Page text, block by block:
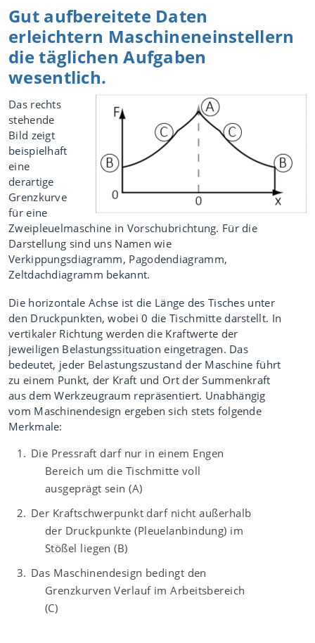
Gut aufbereitete Daten
erleichtern Maschineneinstellern
die täglichen Aufgaben
wesentlich.
Das rechts
stehende
Bild zeigt
beispielhaft
eine
derartige
Grenzkurve
für eine
Zweipleuelmaschine in Vorschubrichtung. Für die
Darstellung sind uns Namen wie
Verkippungsdiagramm, Pagodendiagramm,
Zeltdachdiagramm bekannt.
Die horizontale Achse ist die Länge des Tisches unter
den Druckpunkten, wobei 0 die Tischmitte darstellt. In
vertikaler Richtung werden die Kraftwerte der
jeweiligen Belastungssituation eingetragen. Das
bedeutet, jeder Belastungszustand der Maschine führt
zu einem Punkt, der Kraft und Ort der Summenkraft
aus dem Werkzeugraum repräsentiert. Unabhängig
vom Maschinendesign ergeben sich stets folgende
Merkmale:
Die Pressraft darf nur in einem Engen
Bereich um die Tischmitte voll
ausgeprägt sein (A)
Der Kraftschwerpunkt darf nicht außerhalb
der Druckpunkte (Pleuelanbindung) im
Stößel liegen (B)
Das Maschinendesign bedingt den
Grenzkurven Verlauf im Arbeitsbereich
(C)